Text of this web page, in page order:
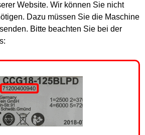
Website. Wir können Sie nicht
Dazu müssen Sie die Maschine
Bitte beachten Sie bei der